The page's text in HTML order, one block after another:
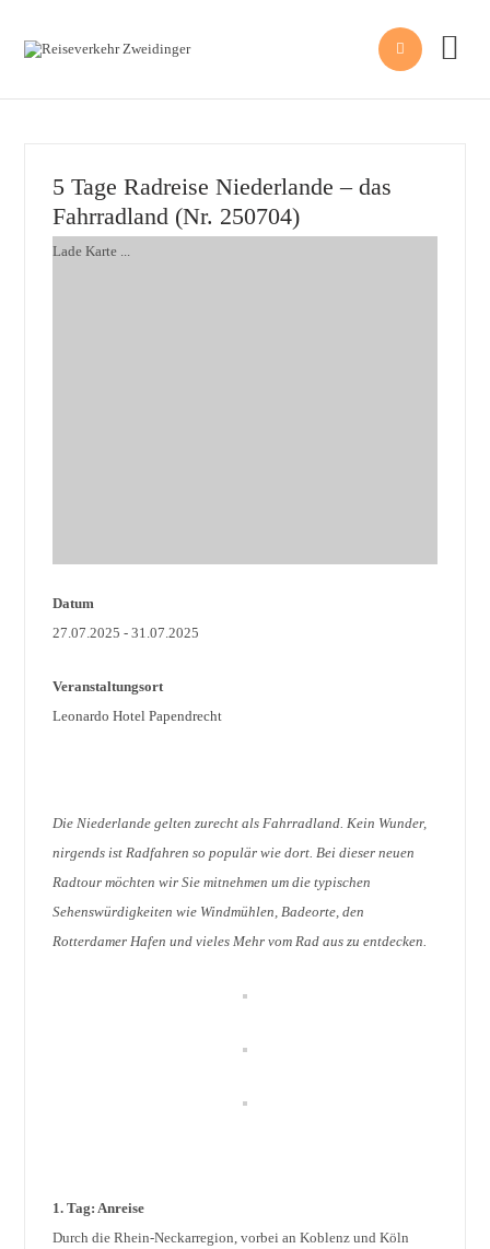


5 Tage Radreise Niederlande – das
Fahrradland (Nr. 250704)
Lade Karte ...
Datum
27.07.2025 - 31.07.2025
Veranstaltungsort
Leonardo Hotel Papendrecht
Die Niederlande gelten zurecht als Fahrradland. Kein Wunder,
nirgends ist Radfahren so populär wie dort. Bei dieser neuen
Radtour möchten wir Sie mitnehmen um die typischen
Sehenswürdigkeiten wie Windmühlen, Badeorte, den
Rotterdamer Hafen und vieles Mehr vom Rad aus zu entdecken.
1. Tag: Anreise
Durch die Rhein-Neckarregion, vorbei an Koblenz und Köln